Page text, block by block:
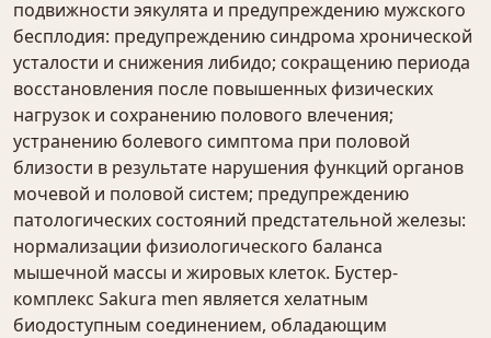
подвижности эякулята и предупреждению мужского
бесплодия: предупреждению синдрома хронической
усталости и снижения либидо; сокращению периода
восстановления после повышенных физических
нагрузок и сохранению полового влечения;
устранению болевого симптома при половой
близости в результате нарушения функций органов
мочевой и половой систем; предупреждению
патологических состояний предстательной железы:
нормализации физиологического баланса
мышечной массы и жировых клеток. Бустер-
комплекс Sakura men является хелатным
биодоступным соединением, обладающим